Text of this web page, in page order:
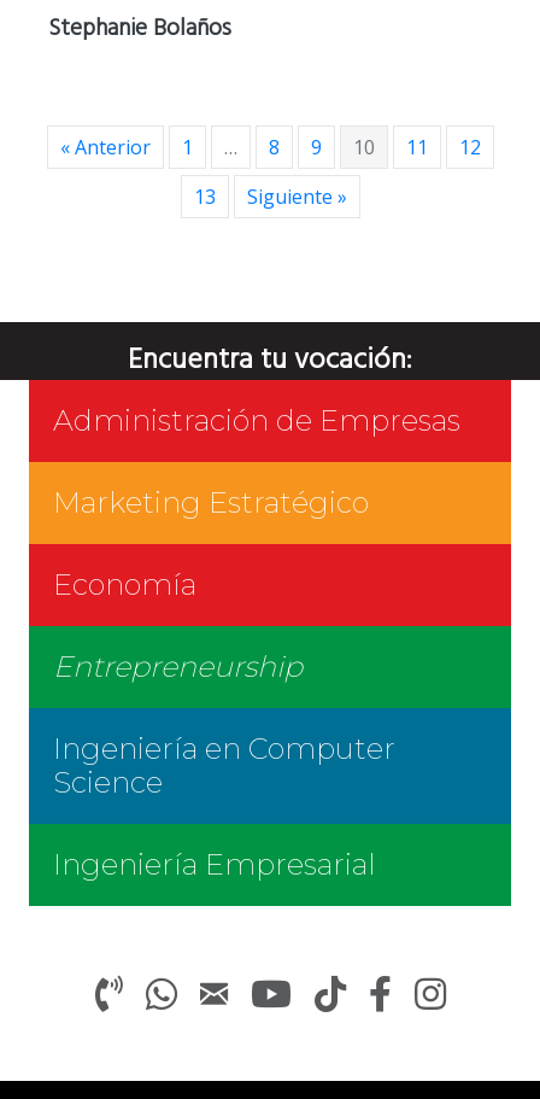
Stephanie Bolaños
« Anterior 1 … 8 9 10 11
12
13
Siguiente »
Encuentra tu vocación:
Administración de Empresas
Marketing Estratégico
Economía
Entrepreneurship
Ingeniería en Computer
Science
Ingeniería Empresarial